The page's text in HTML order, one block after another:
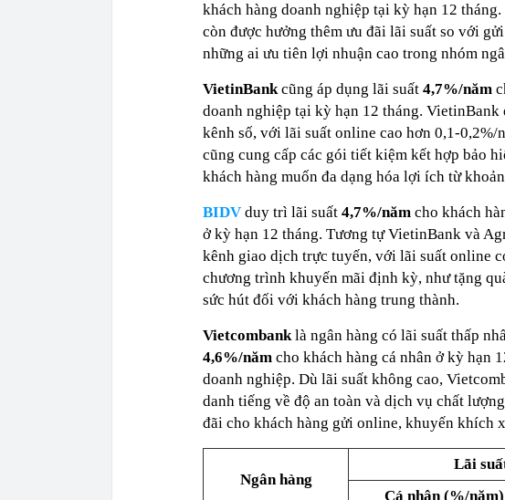
khách hàng doanh nghiệp tại kỳ hạn 12
còn được hưởng thêm ưu đãi lãi suất so với
những ai ưu tiên lợi nhuận cao trong nhóm
VietinBankcũng áp dụng lãi suất 4,7%/năm
doanh nghiệp tại kỳ hạn 12 tháng.
kênh số, với lãi suất online cao hơn 0,1-
cũng cung cấp các gói tiết kiệm kết hợp bảo
khách hàng muốn đa dạng hóa lợi ích từ
BIDV duy trì lãi suất 4,7%/năm cho khách
ở kỳ hạn 12 tháng. Tương tự VietinBank và
kênh giao dịch trực tuyến, với lãi suất online
chương trình khuyến mãi định kỳ, như tặng
sức hút đối với khách hàng trung thành.
Vietcombanklà ngân hàng có lãi suất thấp
4,6%/năm cho khách hàng cá nhân ở kỳ hạn
doanh nghiệp. Dù lãi suất không cao,
danh tiếng về độ an toàn và dịch vụ chất
đãi cho khách hàng gửi online, khuyến khích
Ngân hàng
Lãi
Cá nhân (%/năm)